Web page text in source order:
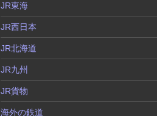
JR東海
JR西日本
JR北海道
JR九州
JR貨物
海外の鉄道